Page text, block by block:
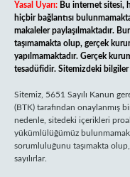
Yasal Uyarı: Bu internet sitesi,
hiçbir bağlantısı
makaleler paylaşılmaktadır.
taşımamakta olup, gerçek
yapılmamaktadır. Gerçek
tesadüfidir. Sitemizdeki bilgiler
Sitemiz, 5651 Sayılı Kanun
(BTK) tarafından onaylanmış
nedenle, sitedeki içerikleri
yükümlülüğümüz
sorumluluğunu taşımakta
sayılırlar.